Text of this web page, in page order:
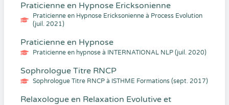
Praticienne en Hypnose Ericksonienne
Praticienne en Hypnose Ericksonienne à Process Evolution
(juil. 2021)
Praticienne en Hypnose
Praticienne en hypnose à INTERNATIONAL NLP (juil. 2020)
Sophrologue Titre RNCP
Sophrologue Titre RNCP à ISTHME Formations (sept. 2017)
Relaxologue en Relaxation Evolutive et